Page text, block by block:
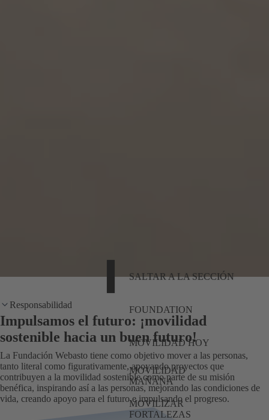
SALTAR A LA SECCIÓN
FOUNDATION
MOVILIDAD HOY
MOVILIDAD
MAÑANA
MOVILIZAR
FORTALEZAS
Responsabilidad
Impulsamos el futuro: ¡movilidad
sostenible hacia un buen futuro!
La Fundación Webasto tiene como objetivo mover a las personas,
tanto literal como figurativamente, apoyando proyectos que
contribuyen a la movilidad sostenible como parte de su misión
benéfica, inspirando así a las personas, mejorando las condiciones de
vida, creando apoyo para el futuro e impulsando el progreso.